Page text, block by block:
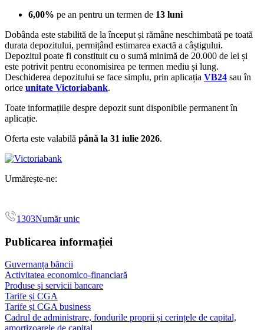
6,00% pe an pentru un termen de 13 luni
Dobânda este stabilită de la început și rămâne neschimbată pe toată
durata depozitului, permițând estimarea exactă a câștigului.
Depozitul poate fi constituit cu o sumă minimă de 20.000 de lei și
este potrivit pentru economisirea pe termen mediu și lung.
Deschiderea depozitului se face simplu, prin aplicația VB24 sau în
orice unitate Victoriabank.
Toate informațiile despre depozit sunt disponibile permanent în
aplicație.
Oferta este valabilă până la 31 iulie 2026.
Urmărește-ne:
1303Număr unic
Publicarea informației
Guvernanța băncii
Activitatea economico-financiară
Produse și servicii bancare
Tarife și CGA
Tarife și CGA business
Cadrul de administrare, fondurile proprii și cerințele de capital,